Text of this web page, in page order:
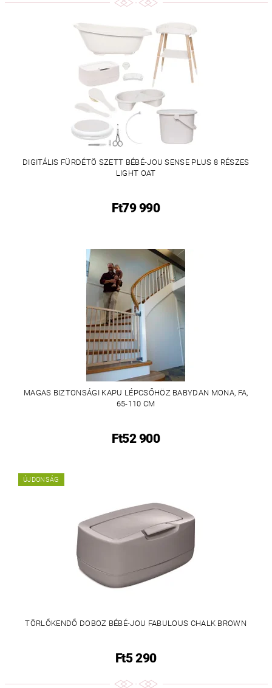
DIGITÁLIS FÜRDÉTÖ SZETT BÉBÉ-JOU SENSE PLUS 8 RÉSZES
LIGHT OAT
Ft79 990
MAGAS BIZTONSÁGI KAPU LÉPCSŐHÖZ BABYDAN MONA, FA,
65-110 CM
Ft52 900
ÚJDONSÁG
TÖRLŐKENDŐ DOBOZ BÉBÉ-JOU FABULOUS CHALK BROWN
Ft5 290